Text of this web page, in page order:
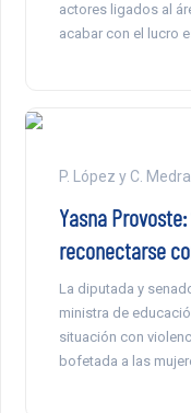
actores ligados al
acabar con el lucro
P. López y C.
Yasna
reconectarse
La diputada y
ministra de
situación con
bofetada a las